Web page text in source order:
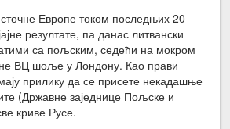
Европе током последњих 20
резултате, па данас литвански
са пољским, седећи на мокром
ВЦ шоље у Лондону. Као прави
прилику да се присете некадашње
(Државне заједнице Пољске и
криве Русе.